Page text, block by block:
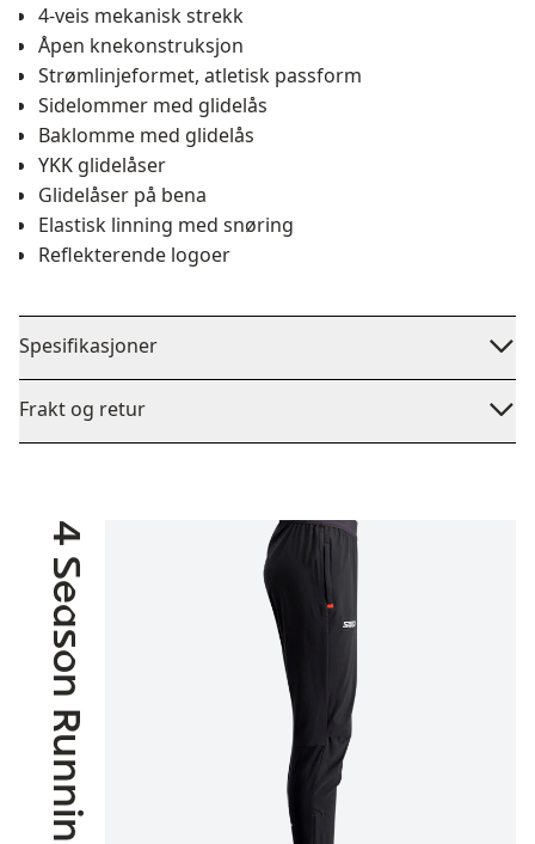
4-veis mekanisk strekk
Åpen knekonstruksjon
Strømlinjeformet, atletisk passform
Sidelommer med glidelås
Baklomme med glidelås
YKK glidelåser
Glidelåser på bena
Elastisk linning med snøring
Reflekterende logoer
Spesifikasjoner
Frakt og retur
4 Season Running